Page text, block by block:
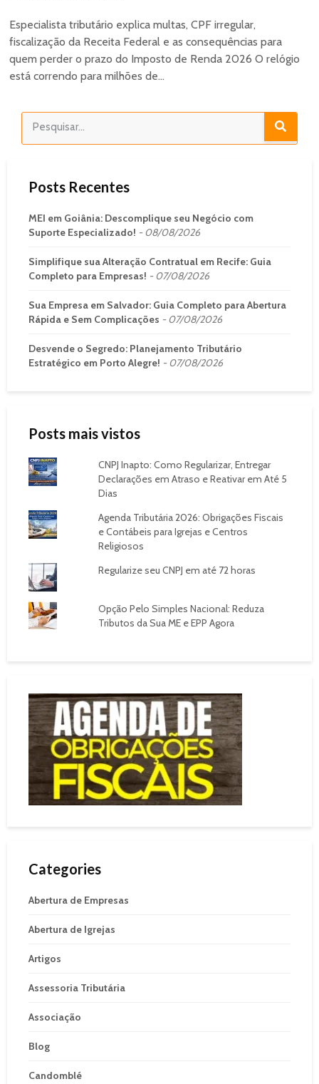
Especialista tributário explica multas, CPF irregular,
fiscalização da Receita Federal e as consequências para
quem perder o prazo do Imposto de Renda 2026 O relógio
está correndo para milhões de...
Posts Recentes
MEI em Goiânia: Descomplique seu Negócio com
Suporte Especializado!
08/08/2026
Simplifique sua Alteração Contratual em Recife: Guia
Completo para Empresas!
07/08/2026
Sua Empresa em Salvador: Guia Completo para Abertura
Rápida e Sem Complicações
07/08/2026
Desvende o Segredo: Planejamento Tributário
Estratégico em Porto Alegre!
07/08/2026
Posts mais vistos
CNPJ Inapto: Como Regularizar, Entregar
Declarações em Atraso e Reativar em Até 5
Dias
Agenda Tributária 2026: Obrigações Fiscais
e Contábeis para Igrejas e Centros
Religiosos
Regularize seu CNPJ em até 72 horas
Opção Pelo Simples Nacional: Reduza
Tributos da Sua ME e EPP Agora
Categories
Abertura de Empresas
Abertura de Igrejas
Artigos
Assessoria Tributária
Associação
Blog
Candomblé